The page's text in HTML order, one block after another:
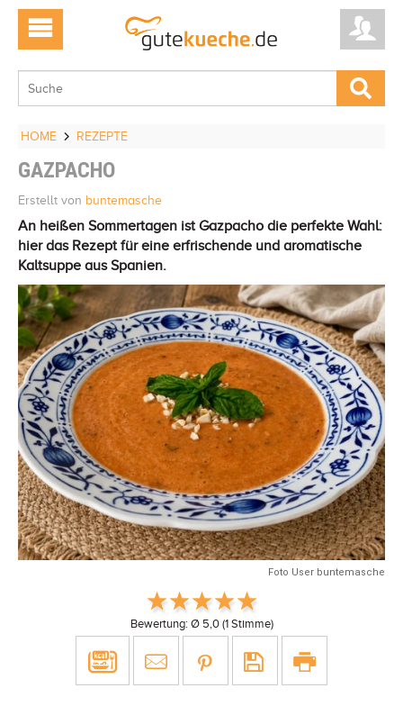
HOME REZEPTE
GAZPACHO
Erstellt von buntemasche
An heißen Sommertagen ist Gazpacho die perfekte Wahl:
hier das Rezept für eine erfrischende und aromatische
Kaltsuppe aus Spanien.
Foto User buntemasche
Bewertung: Ø 5,0(1 Stimme)